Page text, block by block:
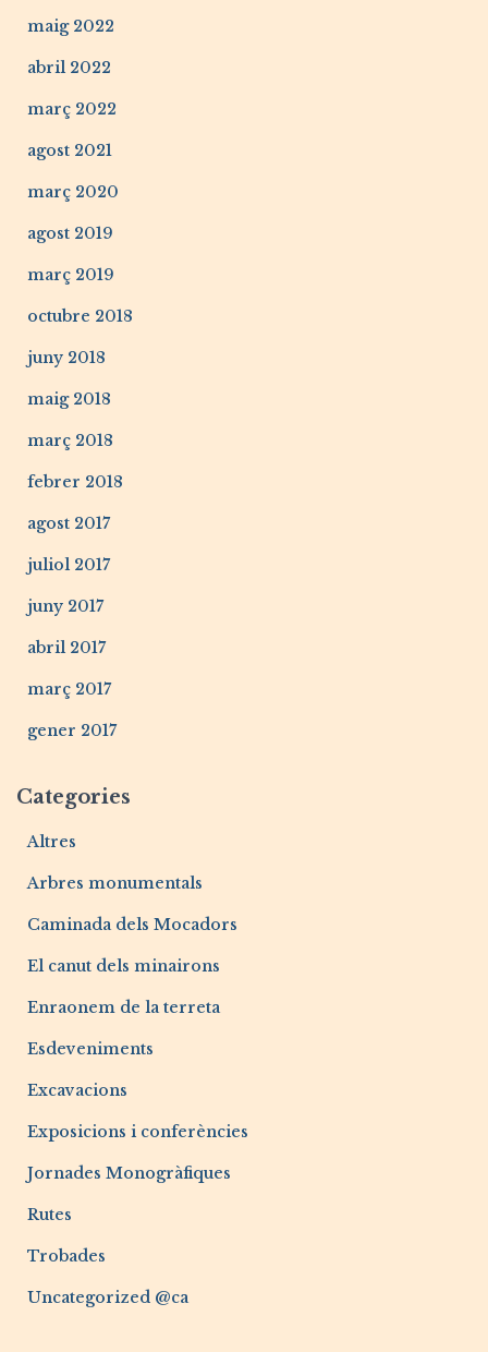
maig 2022
abril 2022
març 2022
agost 2021
març 2020
agost 2019
març 2019
octubre 2018
juny 2018
maig 2018
març 2018
febrer 2018
agost 2017
juliol 2017
juny 2017
abril 2017
març 2017
gener 2017
Categories
Altres
Arbres monumentals
Caminada dels Mocadors
El canut dels minairons
Enraonem de la terreta
Esdeveniments
Excavacions
Exposicions i conferències
Jornades Monogràfiques
Rutes
Trobades
Uncategorized @ca